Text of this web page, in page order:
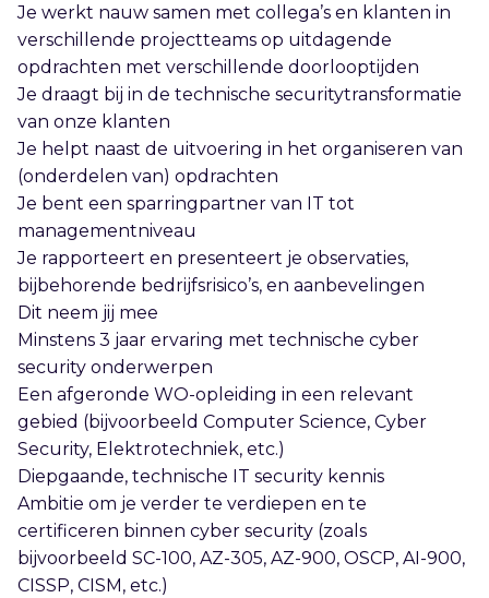
Je werkt nauw samen met collega’s en klanten in
verschillende projectteams op uitdagende
opdrachten met verschillende doorlooptijden
Je draagt bij in de technische securitytransformatie
van onze klanten
Je helpt naast de uitvoering in het organiseren van
(onderdelen van) opdrachten
Je bent een sparringpartner van IT tot
managementniveau
Je rapporteert en presenteert je observaties,
bijbehorende bedrijfsrisico’s, en aanbevelingen
Dit neem jij mee
Minstens 3 jaar ervaring met technische cyber
security onderwerpen
Een afgeronde WO-opleiding in een relevant
gebied (bijvoorbeeld Computer Science, Cyber
Security, Elektrotechniek, etc.)
Diepgaande, technische IT security kennis
Ambitie om je verder te verdiepen en te
certificeren binnen cyber security (zoals
bijvoorbeeld SC-100, AZ-305, AZ-900, OSCP, AI-900,
CISSP, CISM, etc.)